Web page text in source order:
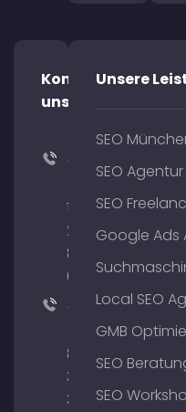
Kontaktiere
uns!
+49
176
204
801
64
+49
89
380
375
Unsere
SEO
SEO Agentur
SEO
Google Ads
Local SEO
GMB
SEO
SEO